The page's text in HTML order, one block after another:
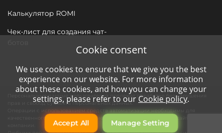
Калькулятор ROMI
Чек-лист для создания чат-
Персональные данные пользователей подлежат обработке без нарушения
прав и свобод субъекта персональных данных.
Операции с использованием средств автоматизации необходимы для
качественного сервиса нашим клиентам и функционирования сайта
Cookie consent
We use cookies to ensure that we give you the best
experience on our website. For more information
about these cookies, and how you can change your
settings, please refer to our Cookie policy.
Accept All Manage Setting